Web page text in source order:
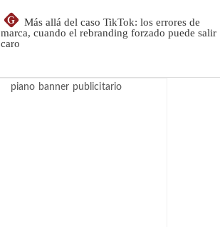
G
Más allá del caso TikTok: los errores de
marca, cuando el rebranding forzado puede salir
caro